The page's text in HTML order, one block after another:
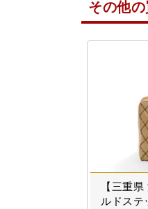
その他
【三重
ルドステ